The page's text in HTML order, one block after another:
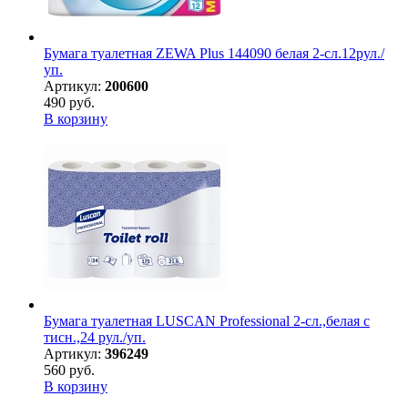
Бумага туалетная ZEWA Plus 144090 белая 2-сл.12рул./
уп.
Артикул: 200600
490 руб.
В корзину
Бумага туалетная LUSCAN Professional 2-сл.,белая с
тисн.,24 рул./уп.
Артикул: 396249
560 руб.
В корзину